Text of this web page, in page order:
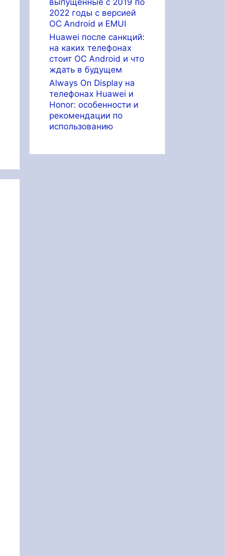
выпущенные с 2019 по
2022 годы с версией
ОС Android и EMUI
Huawei после санкций:
на каких телефонах
стоит ОС Android и что
ждать в будущем
Always On Display на
телефонах Huawei и
Honor: особенности и
рекомендации по
использованию